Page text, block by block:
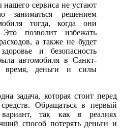
сервиса не устают
заниматься решением
тогда, когда они
Это позволит избежать
а также не будет
и безопасность
автомобиля в Санкт-
время, деньги и силы
задача, которая стоит перед
Обращаться в первый
так как в реалиях
способ потерять деньги и